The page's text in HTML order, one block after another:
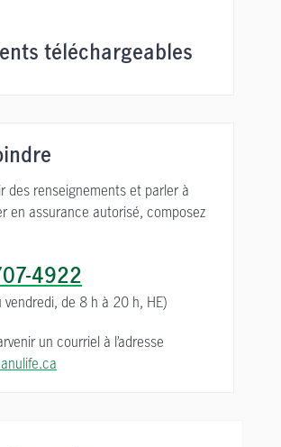
téléchargeables
des renseignements et parler à
en assurance autorisé, composez
4922
vendredi, de 8 h à 20 h, HE)
un courriel à l’adresse